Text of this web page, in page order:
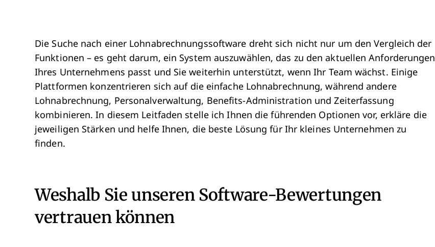
Die Suche nach einer Lohnabrechnungssoftware dreht sich nicht nur um den Vergleich der
Funktionen – es geht darum, ein System auszuwählen, das zu den aktuellen Anforderungen
Ihres Unternehmens passt und Sie weiterhin unterstützt, wenn Ihr Team wächst. Einige
Plattformen konzentrieren sich auf die einfache Lohnabrechnung, während andere
Lohnabrechnung, Personalverwaltung, Benefits-Administration und Zeiterfassung
kombinieren. In diesem Leitfaden stelle ich Ihnen die führenden Optionen vor, erkläre die
jeweiligen Stärken und helfe Ihnen, die beste Lösung für Ihr kleines Unternehmen zu
finden.
Weshalb Sie unseren Software-Bewertungen
vertrauen können